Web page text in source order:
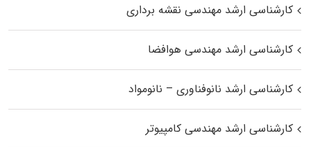
کارشناسی ارشد مهندسی نقشه برداری
کارشناسی ارشد مهندسی هوافضا
کارشناسی ارشد نانوفناوری – نانومواد
کارشناسی ارشد مهندسی کامپیوتر